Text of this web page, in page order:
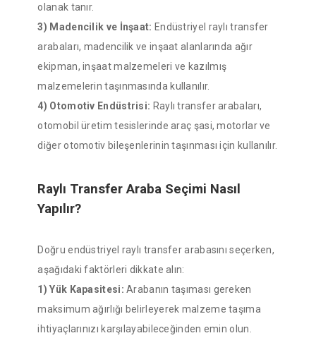
olanak tanır.
3) Madencilik ve İnşaat: Endüstriyel raylı transfer
arabaları, madencilik ve inşaat alanlarında ağır
ekipman, inşaat malzemeleri ve kazılmış
malzemelerin taşınmasında kullanılır.
4) Otomotiv Endüstrisi: Raylı transfer arabaları,
otomobil üretim tesislerinde araç şasi, motorlar ve
diğer otomotiv bileşenlerinin taşınması için kullanılır.
Raylı Transfer Araba Seçimi Nasıl
Yapılır?
Doğru endüstriyel raylı transfer arabasını seçerken,
aşağıdaki faktörleri dikkate alın:
1) Yük Kapasitesi: Arabanın taşıması gereken
maksimum ağırlığı belirleyerek malzeme taşıma
ihtiyaçlarınızı karşılayabileceğinden emin olun.